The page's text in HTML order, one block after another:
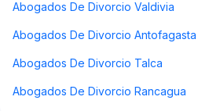
Abogados De Divorcio Valdivia
Abogados De Divorcio Antofagasta
Abogados De Divorcio Talca
Abogados De Divorcio Rancagua